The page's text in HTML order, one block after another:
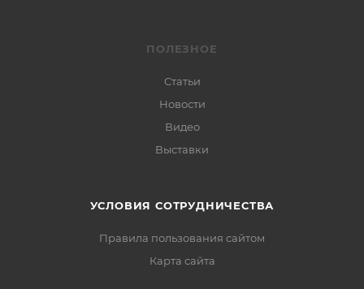
ПОЛЕЗНОЕ
Статьи
Новости
Видео
Выставки
УСЛОВИЯ СОТРУДНИЧЕСТВА
Правила пользования сайтом
Карта сайта